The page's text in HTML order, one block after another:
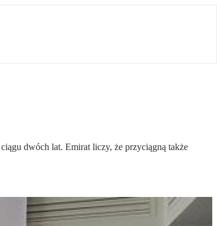
dwóch lat. Emirat liczy, że przyciągną także